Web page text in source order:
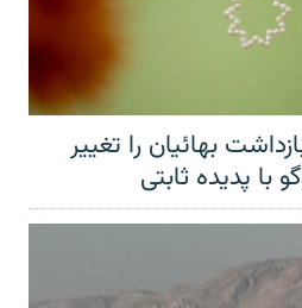
بهائیان را تغییر
پدیده ثابتی